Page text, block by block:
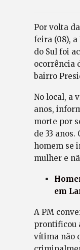
Por volta
feira (08),
do Sul foi
ocorrência
bairro
No local, a
anos,
morte por
de 33 anos.
homem se
mulher e
em
A PM
prontificou
vítima não